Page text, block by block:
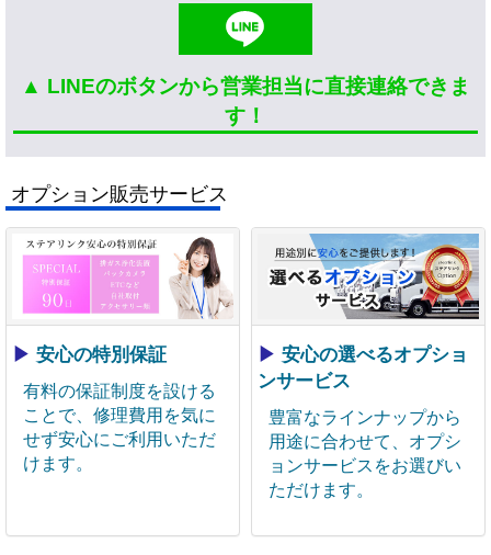
▲ LINEのボタンから営業担当に直接連絡できま
す！
オプション販売サービス
▶ 安心の特別保証
有料の保証制度を設ける
ことで、修理費用を気に
せず安心にご利用いただ
けます。
▶ 安心の選べるオプショ
ンサービス
豊富なラインナップから
用途に合わせて、オプシ
ョンサービスをお選びい
ただけます。